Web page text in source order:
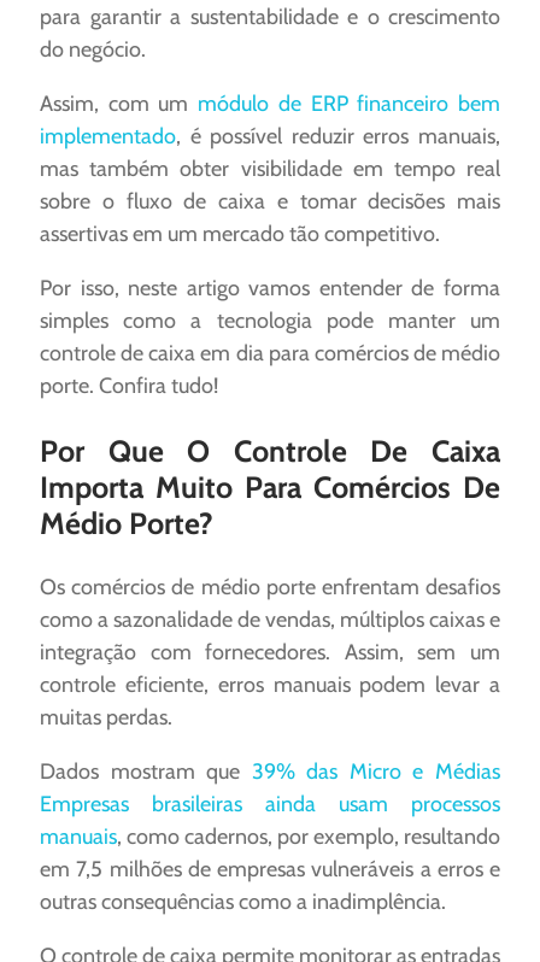
para garantir a sustentabilidade e o crescimento
do negócio.
Assim, com um módulo de ERP financeiro bem
implementado, é possível reduzir erros manuais,
mas também obter visibilidade em tempo real
sobre o fluxo de caixa e tomar decisões mais
assertivas em um mercado tão competitivo.
Por isso, neste artigo vamos entender de forma
simples como a tecnologia pode manter um
controle de caixa em dia para comércios de médio
porte. Confira tudo!
Por Que O Controle De Caixa
Importa Muito Para Comércios De
Médio Porte?
Os comércios de médio porte enfrentam desafios
como a sazonalidade de vendas, múltiplos caixas e
integração com fornecedores. Assim, sem um
controle eficiente, erros manuais podem levar a
muitas perdas.
Dados mostram que 39% das Micro e Médias
Empresas brasileiras ainda usam processos
manuais, como cadernos, por exemplo, resultando
em 7,5 milhões de empresas vulneráveis a erros e
outras consequências como a inadimplência.
O controle de caixa permite monitorar as entradas